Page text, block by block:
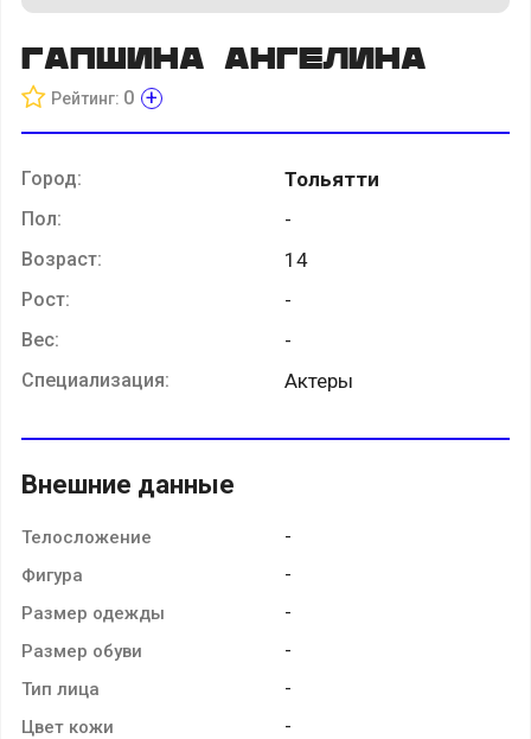
Гапшина Ангелина
Рейтинг: 0 +
Город: Тольятти
Пол: -
Возраст: 14
Рост: -
Вес: -
Специализация: Актеры
Внешние данные
Телосложение -
Фигура -
Размер одежды -
Размер обуви -
Тип лица -
Цвет кожи -